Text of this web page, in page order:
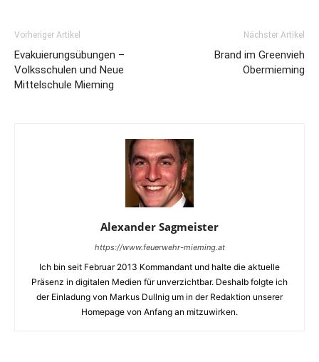
Vorheriger Artikel
Evakuierungsübungen –
Volksschulen und Neue
Mittelschule Mieming
Nächster Artikel
Brand im Greenvieh
Obermieming
Alexander Sagmeister
https://www.feuerwehr-mieming.at
Ich bin seit Februar 2013 Kommandant und halte die aktuelle
Präsenz in digitalen Medien für unverzichtbar. Deshalb folgte ich
der Einladung von Markus Dullnig um in der Redaktion unserer
Homepage von Anfang an mitzuwirken.